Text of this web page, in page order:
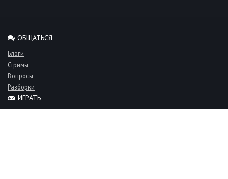
ОБЩАТЬСЯ
Блоги
Стримы
Вопросы
Разборки
ИГРАТЬ